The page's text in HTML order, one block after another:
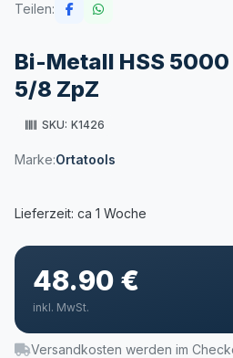
Teilen:
Bi-Metall HSS
5/8 ZpZ
SKU: K1426
Marke:Ortatools
48.90 €
inkl. MwSt.
Versandkosten werden im